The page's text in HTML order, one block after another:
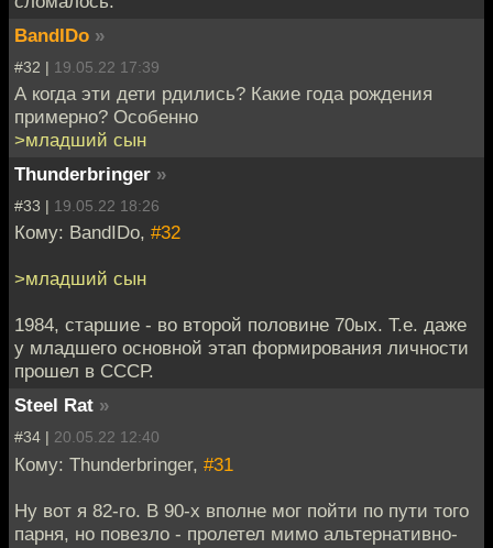
BandIDo »
#32 | 19.05.22 17:39
А когда эти дети рдились? Какие года рождения
примерно? Особенно
>младший сын
Thunderbringer »
#33 | 19.05.22 18:26
Кому: BandIDo, #32
>младший сын
1984, старшие - во второй половине 70ых. Т.е. даже
у младшего основной этап формирования личности
прошел в СССР.
Steel Rat »
#34 | 20.05.22 12:40
Кому: Thunderbringer, #31
Ну вот я 82-го. В 90-х вполне мог пойти по пути того
парня, но повезло - пролетел мимо альтернативно-